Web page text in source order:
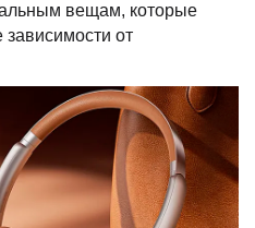
вещам, которые
от